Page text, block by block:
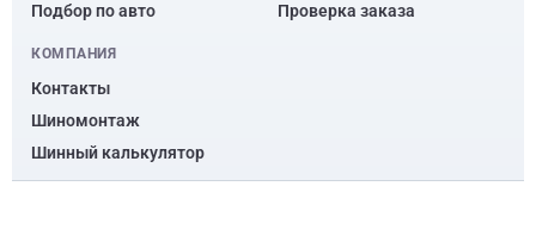
Подбор по авто
Проверка заказа
КОМПАНИЯ
Контакты
Шиномонтаж
Шинный калькулятор